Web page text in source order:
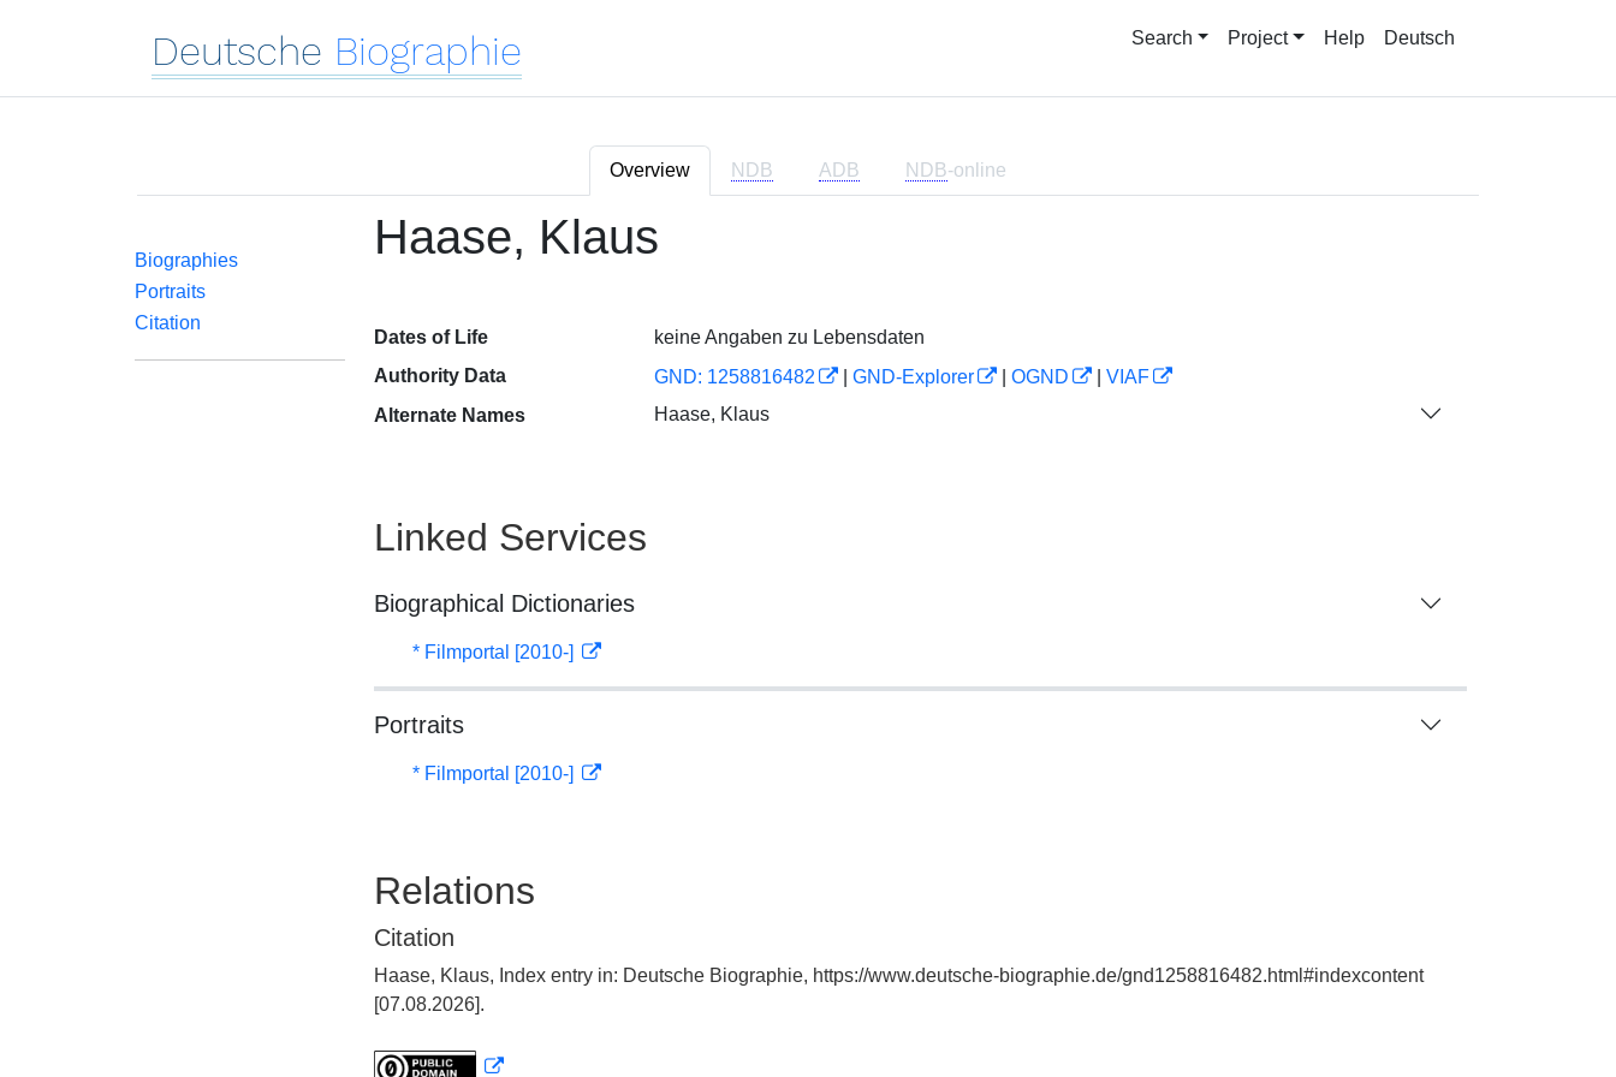
Deutsche Biographie Search Project Help Deutsch
Overview NDB ADB NDB-online
Biographies
Portraits
Citation
Haase, Klaus
Dates of Life
keine Angaben zu Lebensdaten
Authority Data
GND: 1258816482 GND-Explorer OGND
VIAF
Alternate Names
Haase, Klaus
Linked Services
Biographical Dictionaries
* Filmportal [2010-]
Portraits
* Filmportal [2010-]
Relations
Citation
Haase, Klaus, Index entry in: Deutsche Biographie, https://www.deutsche-biographie.de/gnd1258816482.html#indexcontent
[07.08.2026].